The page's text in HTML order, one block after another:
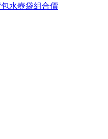
水壺袋組合價